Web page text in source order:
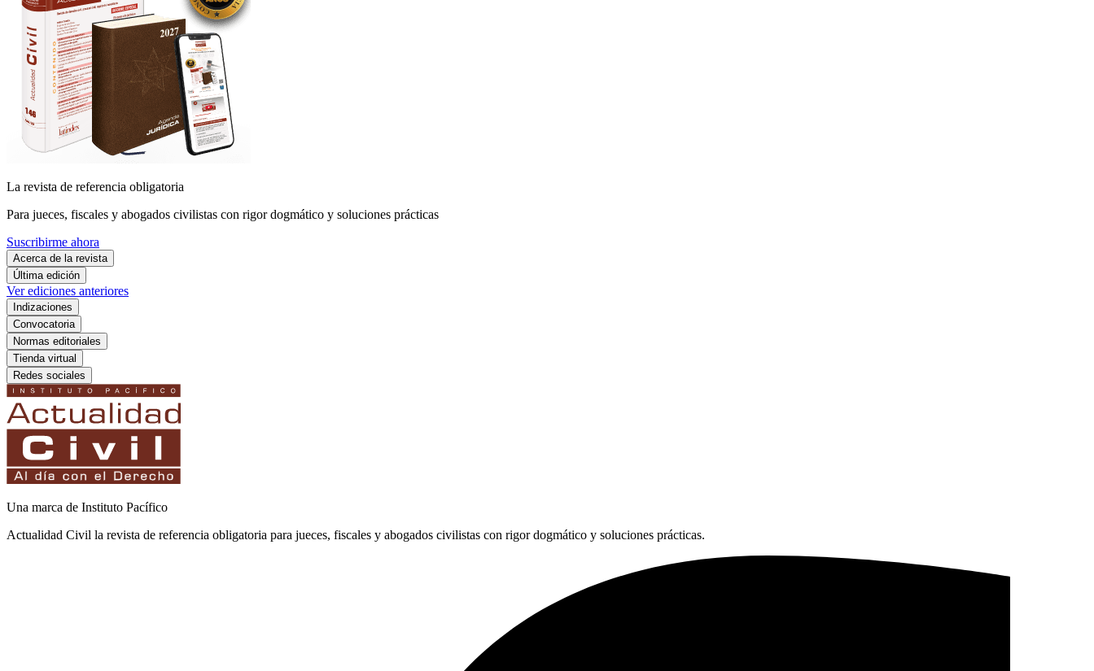
La revista de referencia obligatoria
Para jueces, fiscales y abogados civilistas con rigor dogmático y soluciones prácticas
Suscribirme ahora
Acerca de la revista
Última edición
Ver ediciones anteriores
Indizaciones
Convocatoria
Normas editoriales
Tienda virtual
Redes sociales
Una marca de Instituto Pacífico
Actualidad Civil la revista de referencia obligatoria para jueces, fiscales y abogados civilistas con rigor dogmático y soluciones prácticas.